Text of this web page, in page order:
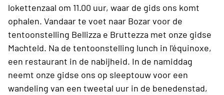
lokettenzaal om 11.00 uur, waar de gids ons komt
ophalen. Vandaar te voet naar Bozar voor de
tentoonstelling Bellizza e Bruttezza met onze gidse
Machteld. Na de tentoonstelling lunch in l'équinoxe,
een restaurant in de nabijheid. In de namiddag
neemt onze gidse ons op sleeptouw voor een
wandeling van een tweetal uur in de benedenstad,